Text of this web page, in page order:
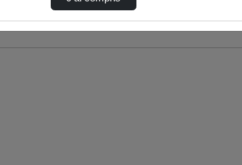
les options pour ajuster les résultats.